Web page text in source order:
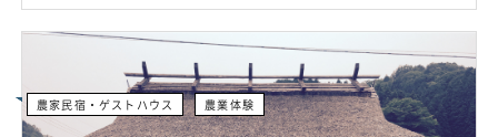
農家民宿・ゲストハウス 農業体験